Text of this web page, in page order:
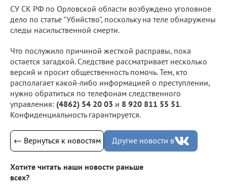
СУ СК РФ по Орловской области возбуждено уголовное
дело по статье "Убийство", поскольку на теле обнаружены
следы насильственной смерти.
Что послужило причиной жесткой расправы, пока
остается загадкой. Следствие рассматривает несколько
версий и просит общественность помочь. Тем, кто
располагает какой-либо информацией о преступлении,
нужно обратиться по телефонам следственного
управления: (4862) 54 20 03 и 8 920 811 55 51.
Конфиденциальность гарантируется.
← Вернуться к новостям Другие новости в
Хотите читать наши новости раньше
всех?